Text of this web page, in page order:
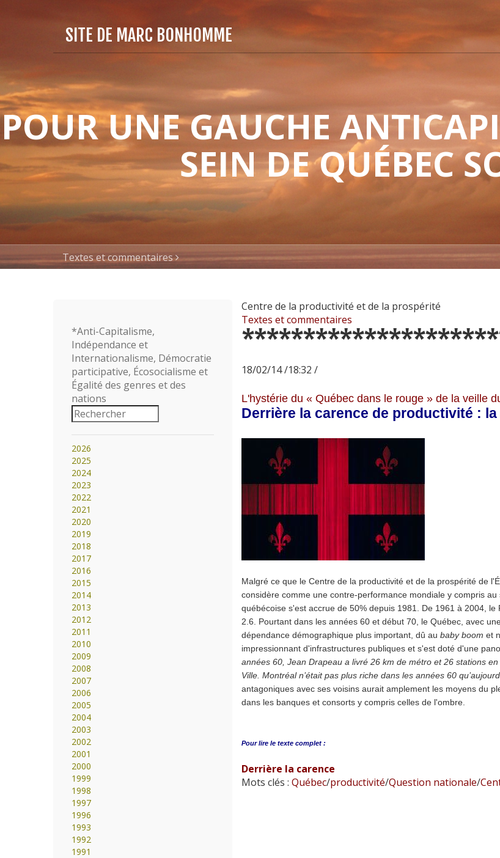
SITE DE MARC BONHOMME
POUR UNE GAUCHE
SEIN DE QUÉBEC
Textes et commentaires
Centre de la productivité et de la prospérité
Textes et commentaires
18/02/14 /18:32 /
L'hystérie du « Québec dans le rouge » de la veille
Derrière la carence de productivité :
Malgré ce que le Centre de la productivité et de la prospérité de
considère comme une contre-performance mondiale y compris
québécoise s'est accrue de 50% depuis 1981. De 1961 à 2004,
2.6. Pourtant dans les années 60 et début 70, le Québec, avec
dépendance démographique plus important, dû au baby boom et
impressionnant d'infrastructures publiques et s'est doté d'une
années 60, Jean Drapeau a livré 26 km de métro et 26 stations
Ville. Montréal n’était pas plus riche dans les années 60
antagoniques avec ses voisins aurait amplement les moyens du
dans les banques et consorts y compris celles de l'ombre.
Pour lire le texte complet :
Derrière la carence
Mots clés : Québec/productivité/Question nationale/
*Anti-Capitalisme,
Indépendance et
Internationalisme, Démocratie
participative, Écosocialisme et
Égalité des genres et des
nations
2026
2025
2024
2023
2022
2021
2020
2019
2018
2017
2016
2015
2014
2013
2012
2011
2010
2009
2008
2007
2006
2005
2004
2003
2002
2001
2000
1999
1998
1997
1996
1993
1992
1991